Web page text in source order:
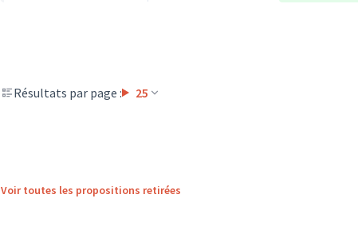
Résultats par page : 25
Voir toutes les propositions retirées